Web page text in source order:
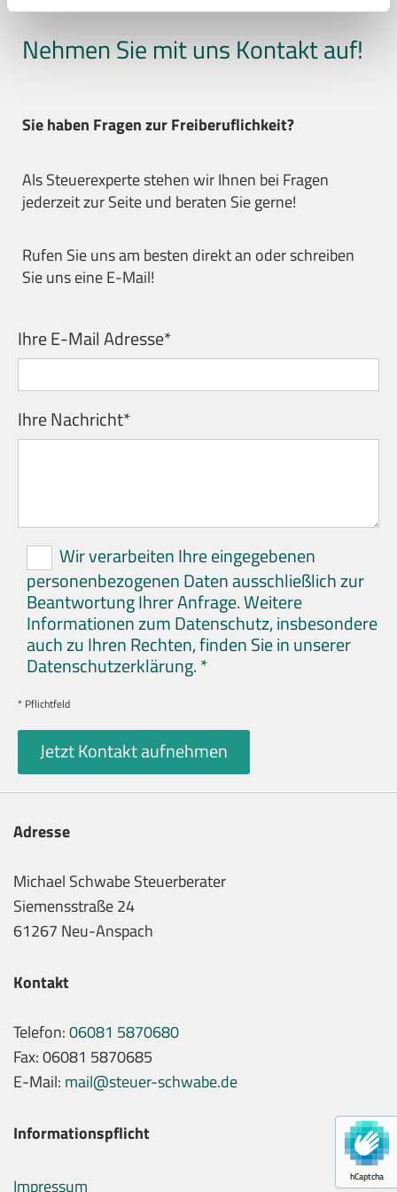
Nehmen Sie mit uns Kontakt auf!
Sie haben Fragen zur Freiberuflichkeit?
Als Steuerexperte stehen wir Ihnen bei Fragen
jederzeit zur Seite und beraten Sie gerne!
Rufen Sie uns am besten direkt an oder schreiben
Sie uns eine E-Mail!
Ihre E-Mail Adresse*
Ihre Nachricht*
Wir verarbeiten Ihre eingegebenen
personenbezogenen Daten ausschließlich zur
Beantwortung Ihrer Anfrage. Weitere
Informationen zum Datenschutz, insbesondere
auch zu Ihren Rechten, finden Sie in unserer
Datenschutzerklärung. *
* Pflichtfeld
hCaptcha
Adresse
Michael Schwabe Steuerberater
Siemensstraße 24
61267 Neu-Anspach
Kontakt
Telefon:06081 5870680
Fax: 06081 5870685
E-Mail: mail@steuer-schwabe.de
Informationspflicht
Impressum